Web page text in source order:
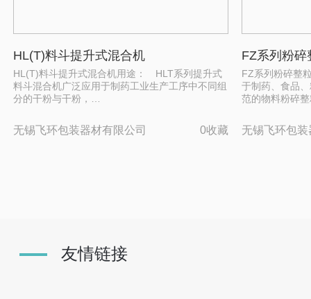
HL(T)料斗提升式混合机
HL(T)料斗提升式混合机用途： HLT系列提升式
料斗混合机广泛应用于制药工业生产工序中不同组
分的干粉与干粉，…
无锡飞环包装器材有限公司 0收藏
FZ系列粉碎
FZ系列粉碎整
于制药、食品
范的物料粉碎
无锡飞环包
友情链接